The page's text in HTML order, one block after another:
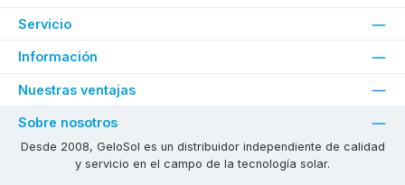
Servicio
Información
Nuestras ventajas
Sobre nosotros
Desde 2008, GeloSol es un distribuidor independiente de calidad
y servicio en el campo de la tecnología solar.